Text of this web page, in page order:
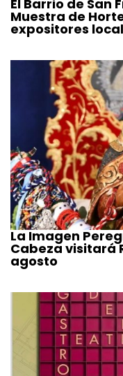
El Barrio de San
Muestra de
expositores
La Imagen
Cabeza visitará
agosto